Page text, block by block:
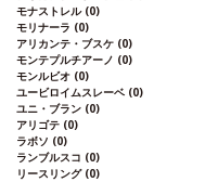
モナストレル (0)
モリナーラ (0)
アリカンテ・ブスケ (0)
モンテプルチアーノ (0)
モンルビオ (0)
ユービロイムスレーベ (0)
ユニ・ブラン (0)
アリゴテ (0)
ラボソ (0)
ランブルスコ (0)
リースリング (0)